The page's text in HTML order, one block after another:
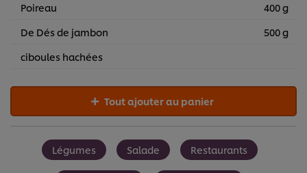
Poireau
400 g
De Dés de jambon
500 g
ciboules hachées
Tout ajouter au panier
Légumes Salade Restaurants